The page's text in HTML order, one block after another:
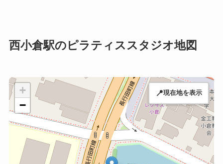
西小倉駅のピラティススタジオ地図
+
−
📍現在地を表示